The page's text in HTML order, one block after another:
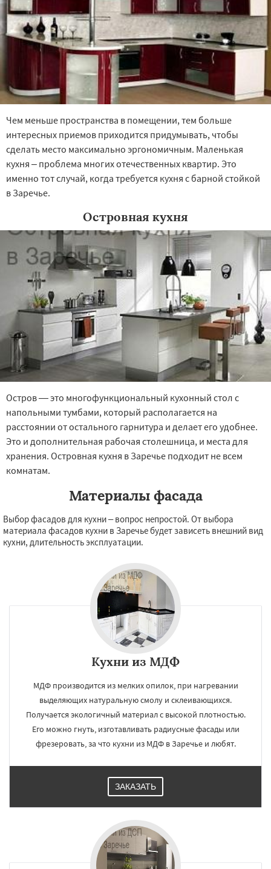
Чем меньше пространства в помещении, тем больше
интересных приемов приходится придумывать, чтобы
сделать место максимально эргономичным. Маленькая
кухня – проблема многих отечественных квартир. Это
именно тот случай, когда требуется кухня с барной стойкой
в Заречье.
Островная кухня
Остров — это многофункциональный кухонный стол с
напольными тумбами, который располагается на
расстоянии от остального гарнитура и делает его удобнее.
Это и дополнительная рабочая столешница, и места для
хранения. Островная кухня в Заречье подходит не всем
комнатам.
Материалы фасада
Выбор фасадов для кухни – вопрос непростой. От выбора
материала фасадов кухни в Заречье будет зависеть внешний вид
кухни, длительность эксплуатации.
Кухни из МДФ
МДФ производится из мелких опилок, при нагревании
выделяющих натуральную смолу и склеивающихся.
Получается экологичный материал с высокой плотностью.
Его можно гнуть, изготавливать радиусные фасады или
фрезеровать, за что кухни из МДФ в Заречье и любят.
ЗАКАЗАТЬ